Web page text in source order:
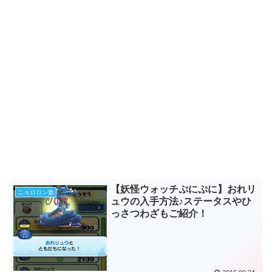
ニョロロン族
【妖怪ウォッチぷにぷに】おれリ
ュウの入手方法♪ステータスやひ
っさつわざもご紹介！